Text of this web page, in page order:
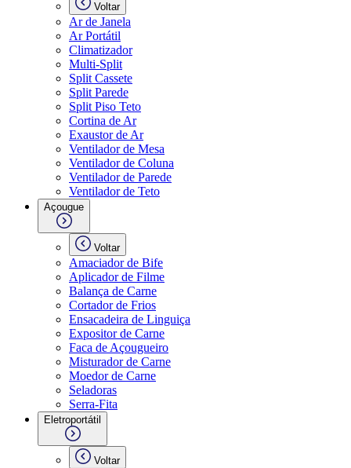
Voltar
Ar de Janela
Ar Portátil
Climatizador
Multi-Split
Split Cassete
Split Parede
Split Piso Teto
Cortina de Ar
Exaustor de Ar
Ventilador de Mesa
Ventilador de Coluna
Ventilador de Parede
Ventilador de Teto
Açougue
Voltar
Amaciador de Bife
Aplicador de Filme
Balança de Carne
Cortador de Frios
Ensacadeira de Linguiça
Expositor de Carne
Faca de Açougueiro
Misturador de Carne
Moedor de Carne
Seladoras
Serra-Fita
Eletroportátil
Voltar